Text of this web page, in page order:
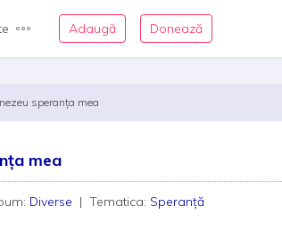
Adaugă Donează
speranța mea
mea
Diverse | Tematica: Speranță